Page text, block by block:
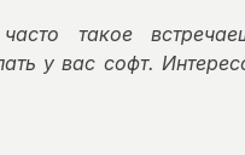
такое
у вас софт.